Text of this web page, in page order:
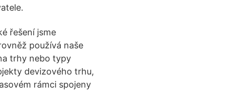
řešení jsme
používá naše
trhy nebo typy
devizového trhu,
rámci spojeny